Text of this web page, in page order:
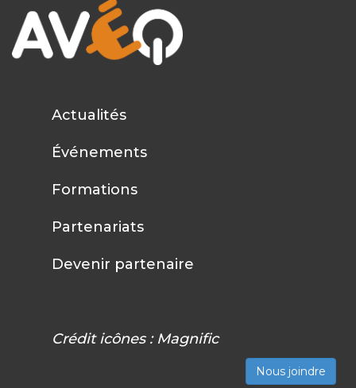
Actualités
Événements
Formations
Partenariats
Devenir partenaire
Crédit icônes : Magnific
Nous joindre